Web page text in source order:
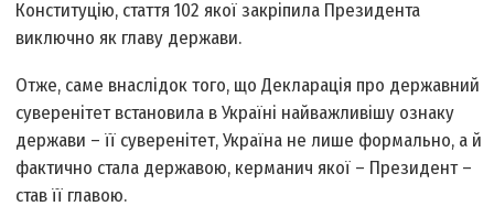
Конституцію, стаття 102 якої закріпила Президента
виключно як главу держави.
Отже, саме внаслідок того, що Декларація про державний
суверенітет встановила в Україні найважливішу ознаку
держави – її суверенітет, Україна не лише формально, а й
фактично стала державою, керманич якої – Президент –
став її главою.